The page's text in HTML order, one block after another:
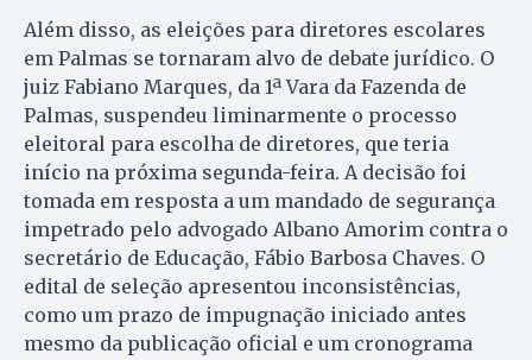
Além disso, as eleições para diretores escolares
em Palmas se tornaram alvo de debate jurídico. O
juiz Fabiano Marques, da 1ª Vara da Fazenda de
Palmas, suspendeu liminarmente o processo
eleitoral para escolha de diretores, que teria
início na próxima segunda-feira. A decisão foi
tomada em resposta a um mandado de segurança
impetrado pelo advogado Albano Amorim contra o
secretário de Educação, Fábio Barbosa Chaves. O
edital de seleção apresentou inconsistências,
como um prazo de impugnação iniciado antes
mesmo da publicação oficial e um cronograma